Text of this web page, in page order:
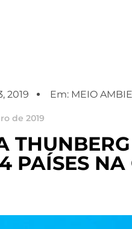
2019 Em: MEIO
de 2019
PAÍSES NA